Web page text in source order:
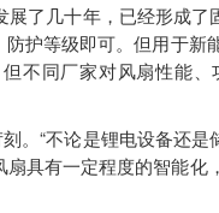
了几十年，已经形成
护等级即可。但用于新
不同厂家对风扇性能
。“不论是锂电设备还
具有一定程度的智能